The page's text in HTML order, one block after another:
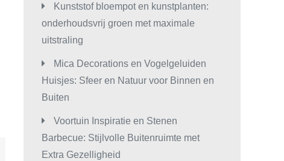
Kunststof bloempot en kunstplanten:
onderhoudsvrij groen met maximale
uitstraling
Mica Decorations en Vogelgeluiden
Huisjes: Sfeer en Natuur voor Binnen en
Buiten
Voortuin Inspiratie en Stenen
Barbecue: Stijlvolle Buitenruimte met
Extra Gezelligheid